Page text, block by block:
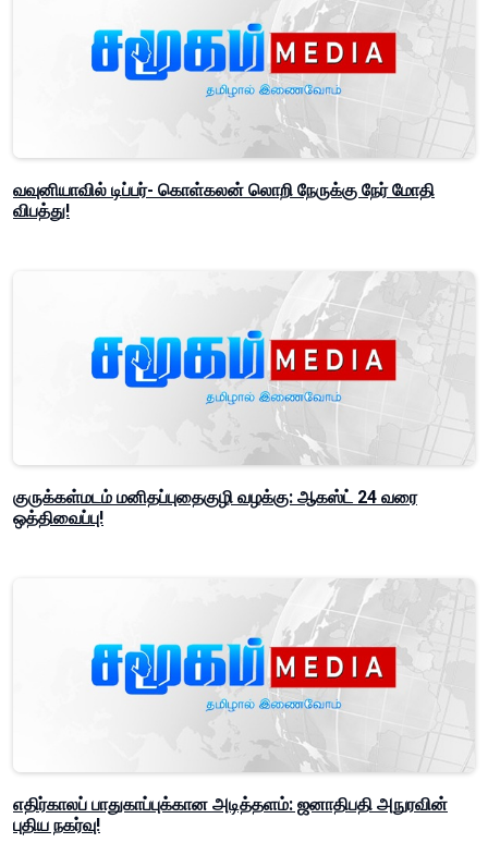
வவுனியாவில் டிப்பர்- கொள்கலன் லொறி நேருக்கு நேர் மோதி
விபத்து!
குருக்கள்மடம் மனிதப்புதைகுழி வழக்கு: ஆகஸ்ட் 24 வரை
ஒத்திவைப்பு!
எதிர்காலப் பாதுகாப்புக்கான அடித்தளம்: ஜனாதிபதி அநுரவின்
புதிய நகர்வு!